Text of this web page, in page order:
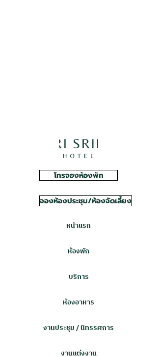
โทรจองห้องพัก
จองห้องประชุม/ห้องจัดเลี้ยง
หน้าแรก
ห้องพัก
บริการ
ห้องอาหาร
งานประชุม / นิทรรศการ
งานแต่งงาน